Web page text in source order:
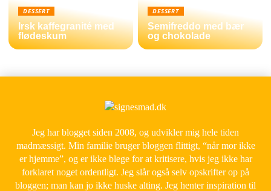
DESSERT
Irsk kaffegranité med
flødeskum
DESSERT
Semifreddo med bær
og chokolade
Jeg har blogget siden 2008, og udvikler mig hele tiden
madmæssigt. Min familie bruger bloggen flittigt, “når mor ikke
er hjemme”, og er ikke blege for at kritisere, hvis jeg ikke har
forklaret noget ordentligt. Jeg slår også selv opskrifter op på
bloggen; man kan jo ikke huske alting. Jeg henter inspiration til